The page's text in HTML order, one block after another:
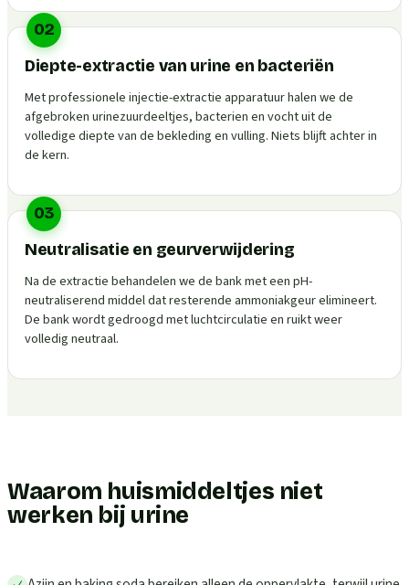
02
Diepte-extractie van urine en bacteriën
Met professionele injectie-extractie apparatuur halen we de
afgebroken urinezuurdeeltjes, bacterien en vocht uit de
volledige diepte van de bekleding en vulling. Niets blijft achter in
de kern.
03
Neutralisatie en geurverwijdering
Na de extractie behandelen we de bank met een pH-
neutraliserend middel dat resterende ammoniakgeur elimineert.
De bank wordt gedroogd met luchtcirculatie en ruikt weer
volledig neutraal.
Waarom huismiddeltjes niet
werken bij urine